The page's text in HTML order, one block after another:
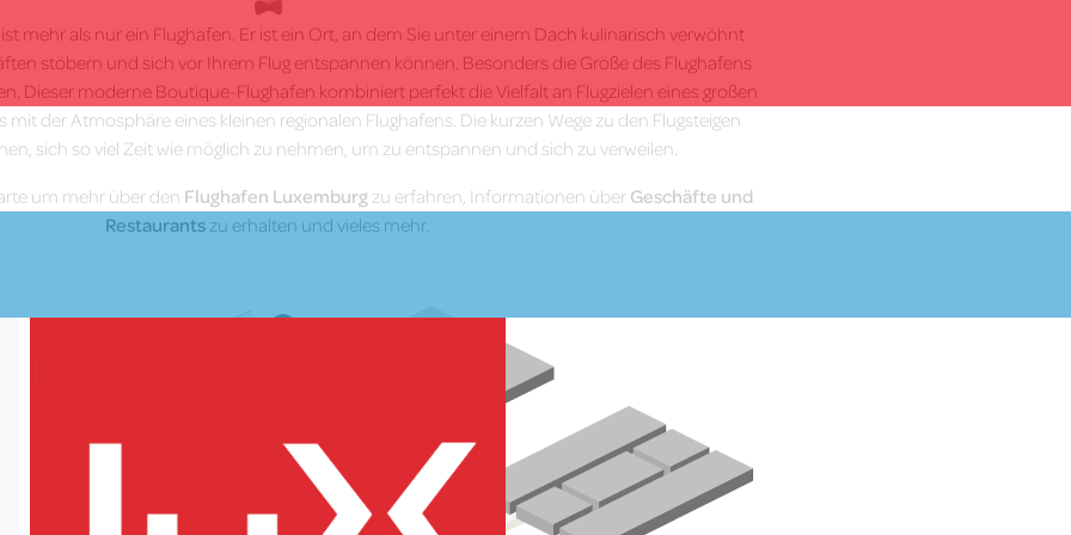
mehr als nur ein Flughafen. Er ist ein Ort, an dem Sie unter einem Dach kulinarisch verwöhnt
stöbern und sich vor Ihrem Flug entspannen können. Besonders die Größe des Flughafens
Dieser moderne Boutique-Flughafen kombiniert perfekt die Vielfalt an Flugzielen eines großen
der Atmosphäre eines kleinen regionalen Flughafens. Die kurzen Wege zu den Flugsteigen
sich so viel Zeit wie möglich zu nehmen, um zu entspannen und sich zu verweilen.
um mehr über den Flughafen Luxemburg zu erfahren, Informationen über Geschäfte und
Restaurants zu erhalten und vieles mehr.